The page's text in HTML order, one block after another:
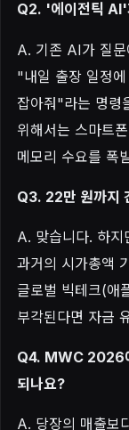
Q2. '에이전틱 AI'
A. 기존 AI가 질
"내일 출장 일정
잡아줘"라는 명령
위해서는 스마트
메모리 수요를 폭
Q3. 22만 원까지
A. 맞습니다. 하
과거의 시가총액
글로벌 빅테크(애
부각된다면 자금
Q4. MWC 2026
되나요?
A. 당장의 매출보